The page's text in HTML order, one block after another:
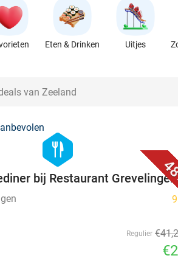
Eten & Drinken Uitjes
hexagon
food
bij Restaurant Grevelingen
Regulier €41